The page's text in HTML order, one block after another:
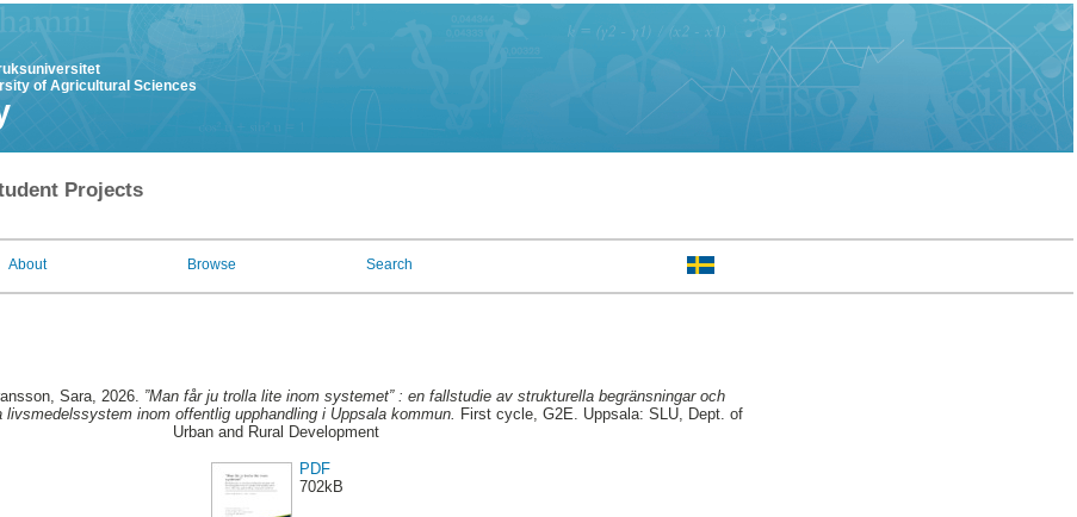
of Agricultural Sciences
Projects
About Browse Search
Sara, 2026. ”Man får ju trolla lite inom systemet” : en fallstudie av strukturella begränsningar och
inom offentlig upphandling i Uppsala kommun. First cycle, G2E. Uppsala: SLU, Dept. of
Urban and Rural Development
PDF
702kB